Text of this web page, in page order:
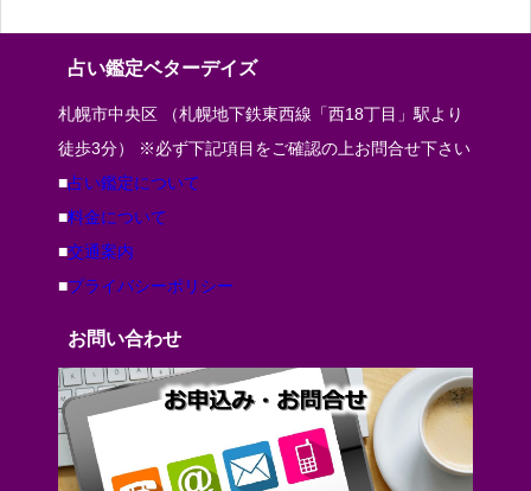
占い鑑定ベターデイズ
札幌市中央区 （札幌地下鉄東西線「西18丁目」駅より
徒歩3分） ※必ず下記項目をご確認の上お問合せ下さい
■占い鑑定について
■料金について
■交通案内
■プライバシーポリシー
お問い合わせ